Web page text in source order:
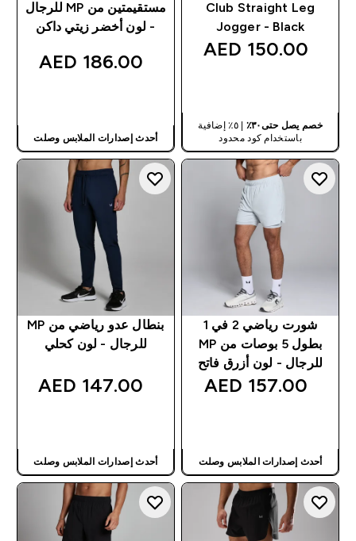
Club Straight Leg
Jogger - Black
150.00 AED‎
خصم يصل حتى٣٠٪
| ٥٪ إضافية
باستخدام كود محدود
مستقيمتين من MP للرجال
- لون أخضر زيتي داكن
186.00 AED‎
أحدث إصدارات الملابس وصلت
شورت رياضي 2 في 1
بطول 5 بوصات من MP
للرجال - لون أزرق فاتح
157.00 AED‎
أحدث إصدارات الملابس وصلت
بنطال عدو رياضي من MP
للرجال - لون كحلي
147.00 AED‎
أحدث إصدارات الملابس وصلت